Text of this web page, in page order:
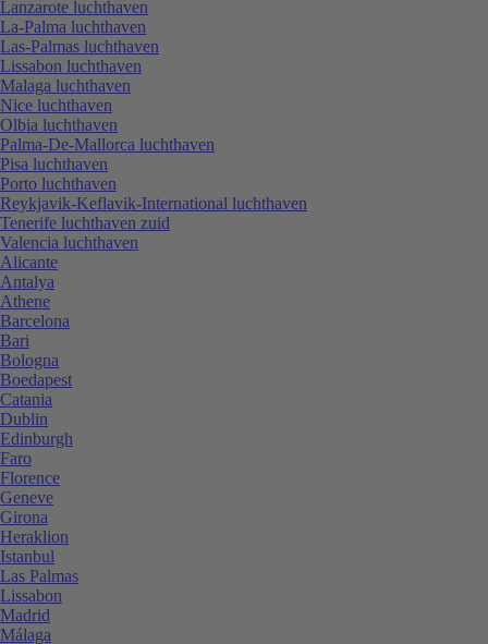
Lanzarote luchthaven
La-Palma luchthaven
Las-Palmas luchthaven
Lissabon luchthaven
Malaga luchthaven
Nice luchthaven
Olbia luchthaven
Palma-De-Mallorca luchthaven
Pisa luchthaven
Porto luchthaven
Reykjavik-Keflavik-International luchthaven
Tenerife luchthaven zuid
Valencia luchthaven
Alicante
Antalya
Athene
Barcelona
Bari
Bologna
Boedapest
Catania
Dublin
Edinburgh
Faro
Florence
Geneve
Girona
Heraklion
Istanbul
Las Palmas
Lissabon
Madrid
Málaga